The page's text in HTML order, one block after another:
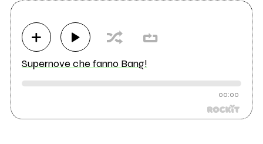
Supernove che fanno Bang!
00:00